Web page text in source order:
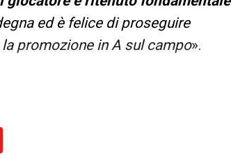
ed è felice di proseguire
promozione in A sul campo».